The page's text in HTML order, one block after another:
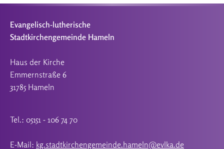
Evangelisch-lutherische
Stadtkirchengemeinde Hameln
Haus der Kirche
Emmernstraße 6
31785 Hameln
Tel.: 05151 - 106 74 70
E-Mail: kg.stadtkirchengemeinde.hameln@evlka.de